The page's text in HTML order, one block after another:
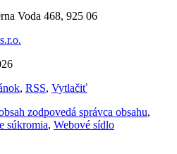
Voda 468, 925 06
, RSS, Vytlačiť
zodpovedá správca obsahu,
súkromia, Webové sídlo